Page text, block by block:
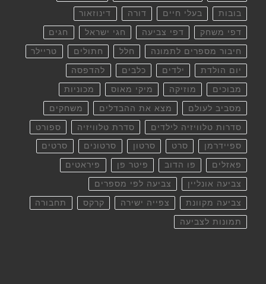
בובות בעלי חיים דורה דינוזאור
דפי משחק דפי צביעה חגי ישראל חגים
חיבור מספרים לתמונה חלל חתולים טריילר
יום הולדת ילדים כלבים להדפסה
מבוכים מוזיקה מיקי מאוס מכוניות
מסביב לעולם מצא את ההבדלים משחקים
סדרות טלוויזיה לילדים סדרת טלוויזיה ספורט
ספיידרמן סרט סרטון סרטונים סרטים
פאזלים פו הדוב פיטר פן פיראטים
צביעה אונליין צביעה לפי מספרים
צביעה מקוונת צפייה ישירה קרקס תחבורה
תמונות לצביעה